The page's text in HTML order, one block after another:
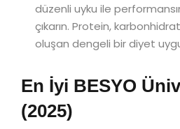
düzenli uyku ile
çıkarın. Protein,
oluşan dengeli bir diyet
En İyi BESYO
(2025)